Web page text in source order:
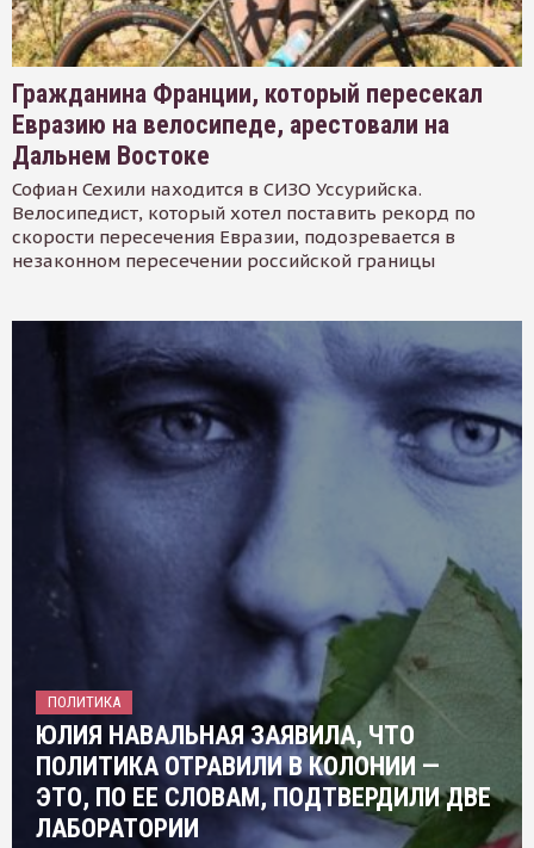
Гражданина Франции, который пересекал
Евразию на велосипеде, арестовали на
Дальнем Востоке
Софиан Сехили находится в СИЗО Уссурийска.
Велосипедист, который хотел поставить рекорд по
скорости пересечения Евразии, подозревается в
незаконном пересечении российской границы
ПОЛИТИКА
ЮЛИЯ НАВАЛЬНАЯ ЗАЯВИЛА, ЧТО
ПОЛИТИКА ОТРАВИЛИ В КОЛОНИИ —
ЭТО, ПО ЕЕ СЛОВАМ, ПОДТВЕРДИЛИ ДВЕ
ЛАБОРАТОРИИ